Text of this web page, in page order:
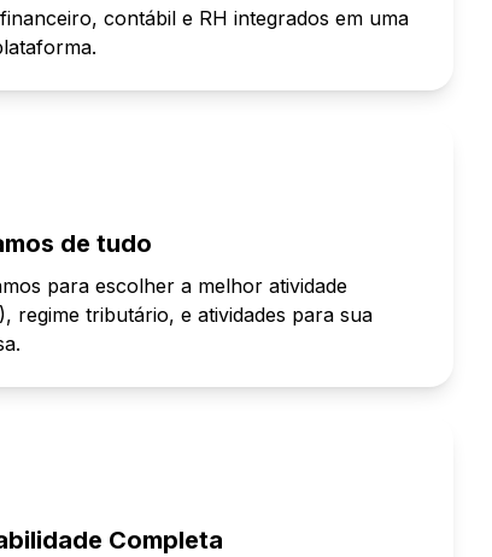
contábil e RH integrados em uma
de tudo
para escolher a melhor atividade
regime tributário, e atividades para sua
Completa